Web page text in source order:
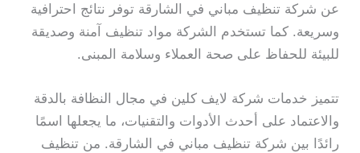
عن شركة تنظيف مباني في الشارقة توفر نتائج احترافية
وسريعة. كما تستخدم الشركة مواد تنظيف آمنة وصديقة
للبيئة للحفاظ على صحة العملاء وسلامة المبنى.
تتميز خدمات شركة لايف كلين في مجال النظافة بالدقة
والاعتماد على أحدث الأدوات والتقنيات، ما يجعلها اسمًا
رائدًا بين شركة تنظيف مباني في الشارقة. من تنظيف